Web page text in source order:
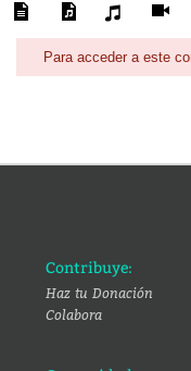
Para acceder a este
Contribuye:
Haz tu Donación
Colabora